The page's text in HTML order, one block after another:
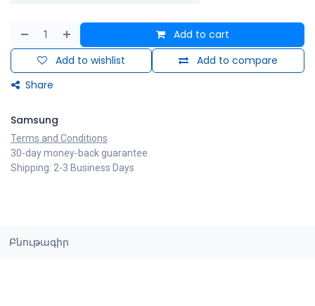
Add to cart
Add to compare
Add to wishlist
Share
Samsung
Terms and Conditions
30-day money-back guarantee
Shipping: 2-3 Business Days
Բնութագիր